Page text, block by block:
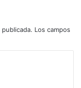
Los campos